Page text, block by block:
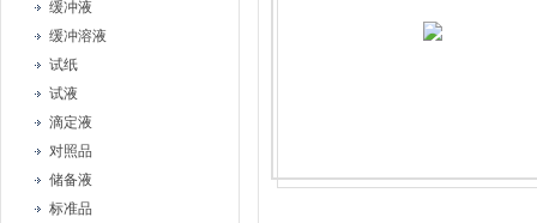
缓冲液
缓冲溶液
试纸
试液
滴定液
对照品
储备液
标准品